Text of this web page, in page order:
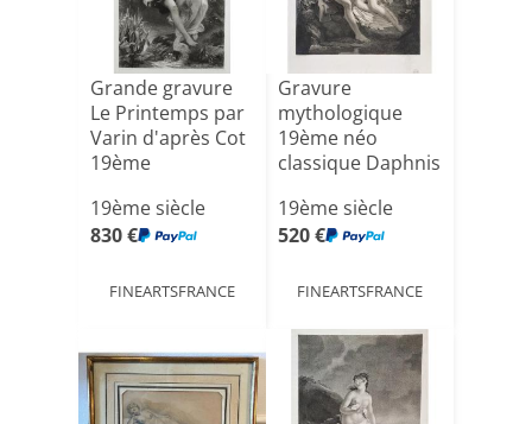
Grande gravure
Le Printemps par
Varin d'après Cot
19ème
19ème siècle
830 €
FINEARTSFRANCE
Gravure
mythologique
19ème néo
classique Daphnis
19ème siècle
520 €
FINEARTSFRANCE